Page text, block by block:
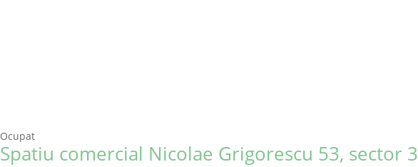
Ocupat
Spatiu comercial Nicolae Grigorescu 53, sector 3